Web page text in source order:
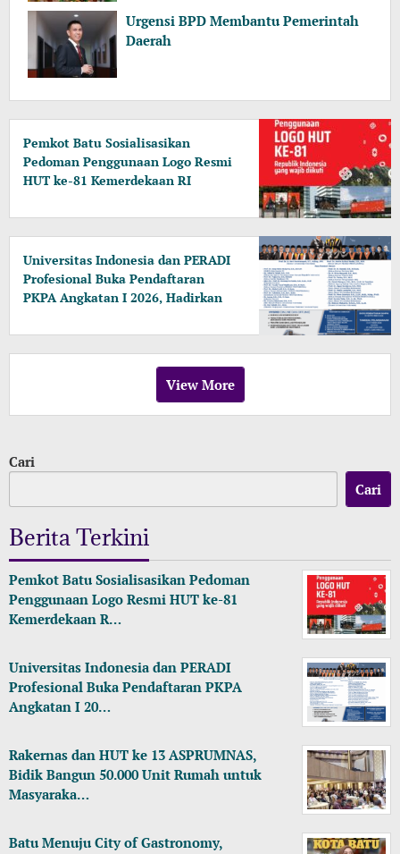
Urgensi BPD Membantu Pemerintah
Daerah
Pemkot Batu Sosialisasikan
Pedoman Penggunaan Logo Resmi
HUT ke-81 Kemerdekaan RI
Universitas Indonesia dan PERADI
Profesional Buka Pendaftaran
PKPA Angkatan I 2026, Hadirkan
hingga KPK
View More
Cari
Cari
Berita Terkini
Pemkot Batu Sosialisasikan Pedoman
Penggunaan Logo Resmi HUT ke-81
Kemerdekaan R…
Universitas Indonesia dan PERADI
Profesional Buka Pendaftaran PKPA
Angkatan I 20…
Rakernas dan HUT ke 13 ASPRUMNAS,
Bidik Bangun 50.000 Unit Rumah untuk
Masyaraka…
Batu Menuju City of Gastronomy,